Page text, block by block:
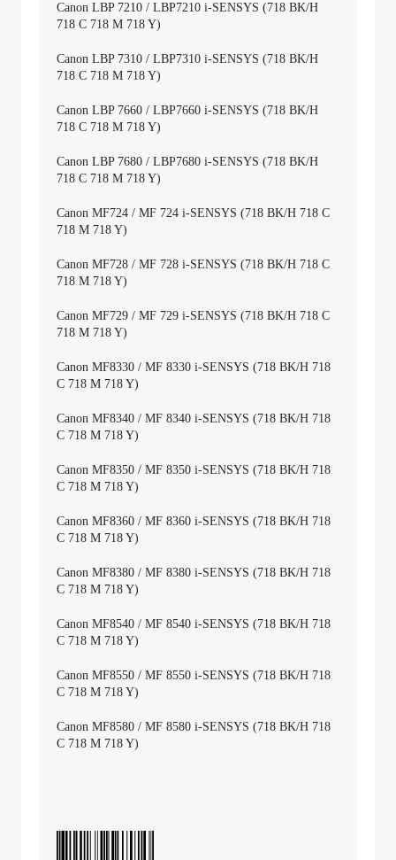
Canon LBP 7210 / LBP7210 i-SENSYS (718 BK/H
718 C 718 M 718 Y)
Canon LBP 7310 / LBP7310 i-SENSYS (718 BK/H
718 C 718 M 718 Y)
Canon LBP 7660 / LBP7660 i-SENSYS (718 BK/H
718 C 718 M 718 Y)
Canon LBP 7680 / LBP7680 i-SENSYS (718 BK/H
718 C 718 M 718 Y)
Canon MF724 / MF 724 i-SENSYS (718 BK/H 718 C
718 M 718 Y)
Canon MF728 / MF 728 i-SENSYS (718 BK/H 718 C
718 M 718 Y)
Canon MF729 / MF 729 i-SENSYS (718 BK/H 718 C
718 M 718 Y)
Canon MF8330 / MF 8330 i-SENSYS (718 BK/H 718
C 718 M 718 Y)
Canon MF8340 / MF 8340 i-SENSYS (718 BK/H 718
C 718 M 718 Y)
Canon MF8350 / MF 8350 i-SENSYS (718 BK/H 718
C 718 M 718 Y)
Canon MF8360 / MF 8360 i-SENSYS (718 BK/H 718
C 718 M 718 Y)
Canon MF8380 / MF 8380 i-SENSYS (718 BK/H 718
C 718 M 718 Y)
Canon MF8540 / MF 8540 i-SENSYS (718 BK/H 718
C 718 M 718 Y)
Canon MF8550 / MF 8550 i-SENSYS (718 BK/H 718
C 718 M 718 Y)
Canon MF8580 / MF 8580 i-SENSYS (718 BK/H 718
C 718 M 718 Y)